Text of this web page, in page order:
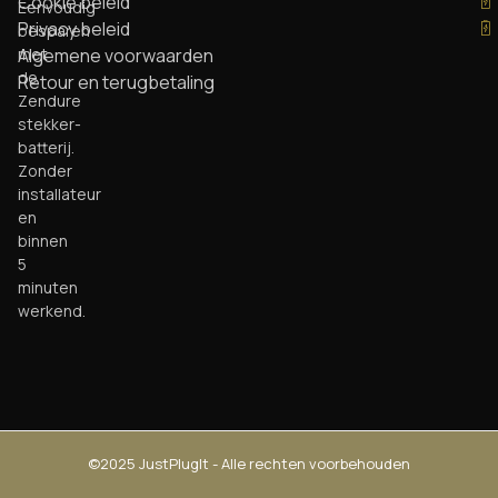
Eenvoudig
besparen
met
de
Zendure
stekker-
batterij.
Zonder
installateur
en
binnen
5
minuten
werkend.
Privacy beleid
Algemene voorwaarden
Retour en terugbetaling
©2025 JustPlugIt - Alle rechten voorbehouden